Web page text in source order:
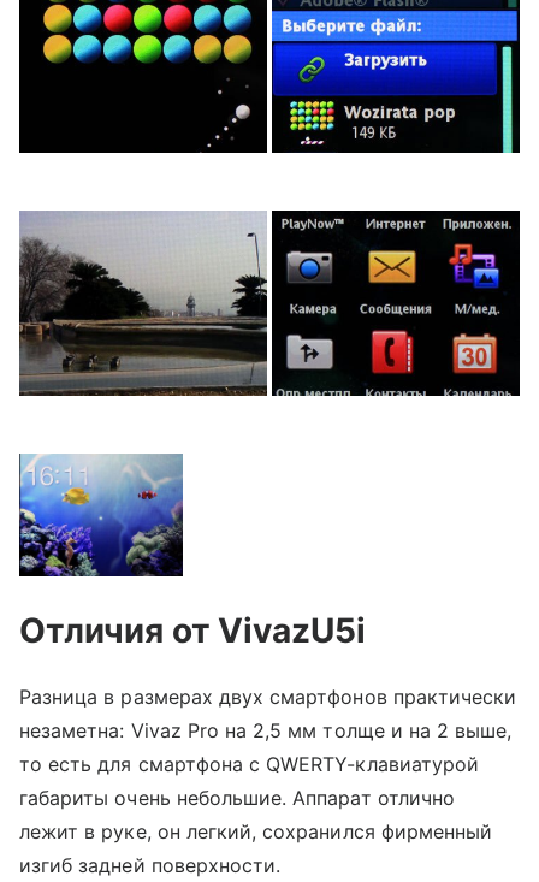
Отличия от VivazU5i
Разница в размерах двух смартфонов практически
незаметна: Vivaz Pro на 2,5 мм толще и на 2 выше,
то есть для смартфона с QWERTY-клавиатурой
габариты очень небольшие. Аппарат отлично
лежит в руке, он легкий, сохранился фирменный
изгиб задней поверхности.